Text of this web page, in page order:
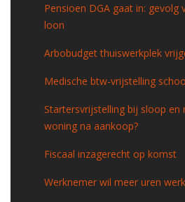
Pensioen DGA gaat in: gevolg
loon
Arbobudget thuiswerkplek
Medische btw-vrijstelling
Startersvrijstelling bij sloop en
woning na aankoop?
Fiscaal inzagerecht op komst
Werknemer wil meer uren